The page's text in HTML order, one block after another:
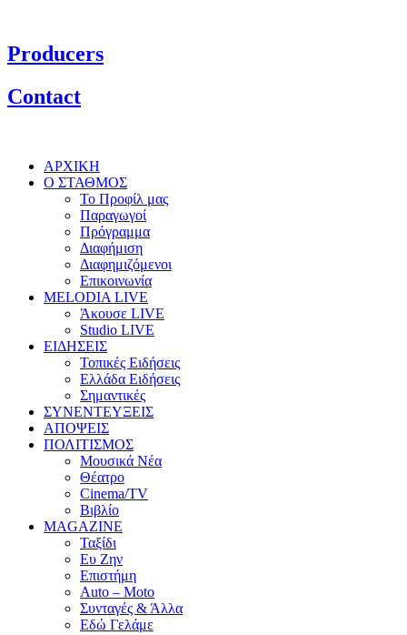
Producers
Contact
ΑΡΧΙΚΗ
Ο ΣΤΑΘΜΟΣ
Το Προφίλ μας
Παραγωγοί
Πρόγραμμα
Διαφήμιση
Διαφημιζόμενοι
Επικοινωνία
MELODIA LIVE
Άκουσε LIVE
Studio LIVE
ΕΙΔΗΣΕΙΣ
Τοπικές Ειδήσεις
Ελλάδα Ειδήσεις
Σημαντικές
ΣΥΝΕΝΤΕΥΞΕΙΣ
ΑΠΟΨΕΙΣ
ΠΟΛΙΤΙΣΜΟΣ
Μουσικά Νέα
Θέατρο
Cinema/TV
Βιβλίο
MAGAZINE
Ταξίδι
Ευ Ζην
Επιστήμη
Auto – Moto
Συνταγές & Άλλα
Εδώ Γελάμε